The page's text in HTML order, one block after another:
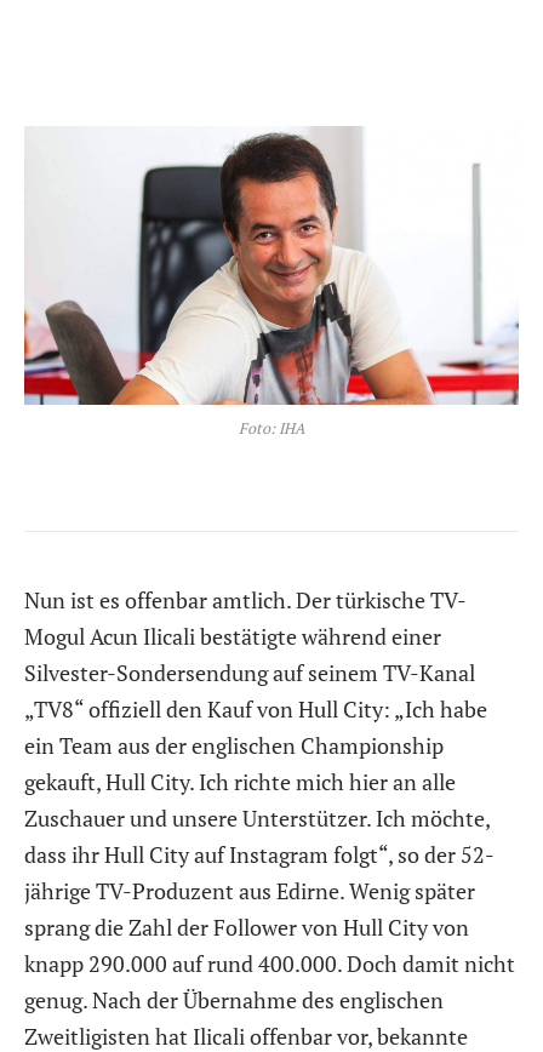
Foto: IHA
Nun ist es offenbar amtlich. Der türkische TV-
Mogul Acun Ilicali bestätigte während einer
Silvester-Sondersendung auf seinem TV-Kanal
„TV8“ offiziell den Kauf von Hull City: „Ich habe
ein Team aus der englischen Championship
gekauft, Hull City. Ich richte mich hier an alle
Zuschauer und unsere Unterstützer. Ich möchte,
dass ihr Hull City auf Instagram folgt“, so der 52-
jährige TV-Produzent aus Edirne. Wenig später
sprang die Zahl der Follower von Hull City von
knapp 290.000 auf rund 400.000. Doch damit nicht
genug. Nach der Übernahme des englischen
Zweitligisten hat Ilicali offenbar vor, bekannte